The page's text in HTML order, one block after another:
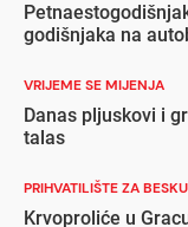
godišnjaka na
VRIJEME SE MIJENJA
Danas pljuskovi i
talas
PRIHVATILIŠTE ZA
Krvoproliće u